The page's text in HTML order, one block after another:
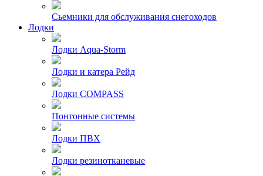
Сьемники для обслуживания снегоходов
Лодки
Лодки Aqua-Storm
Лодки и катера Рейд
Лодки COMPASS
Понтонные системы
Лодки ПВХ
Лодки резинотканевые